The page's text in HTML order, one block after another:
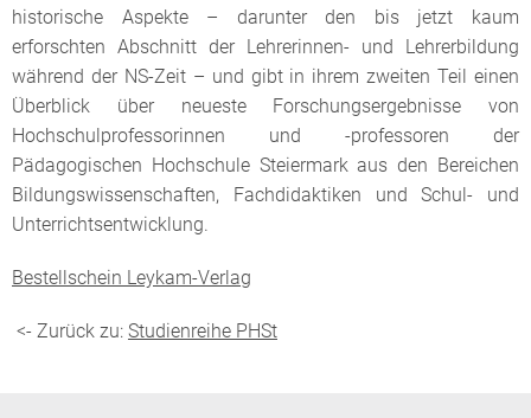
historische Aspekte – darunter den bis jetzt kaum
erforschten Abschnitt der Lehrerinnen- und Lehrerbildung
während der NS-Zeit – und gibt in ihrem zweiten Teil einen
Überblick über neueste Forschungsergebnisse von
Hochschulprofessorinnen und -professoren der
Pädagogischen Hochschule Steiermark aus den Bereichen
Bildungswissenschaften, Fachdidaktiken und Schul- und
Unterrichtsentwicklung.
Bestellschein Leykam-Verlag
<- Zurück zu: Studienreihe PHSt